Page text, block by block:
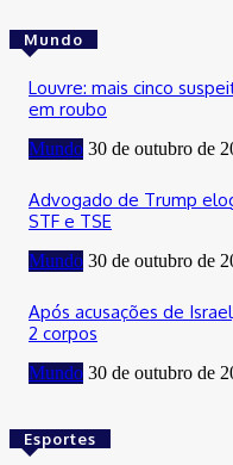
Mundo
Louvre: mais cinco
em roubo
Mundo 30 de outubro de
Advogado de Trump
STF e TSE
Mundo 30 de outubro de
Após acusações de
2 corpos
Mundo 30 de outubro de
Esportes